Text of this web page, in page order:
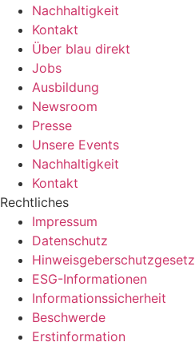
Nachhaltigkeit
Kontakt
Über blau direkt
Jobs
Ausbildung
Newsroom
Presse
Unsere Events
Nachhaltigkeit
Kontakt
Rechtliches
Impressum
Datenschutz
Hinweisgeberschutzgesetz
ESG-Informationen
Informationssicherheit
Beschwerde
Erstinformation